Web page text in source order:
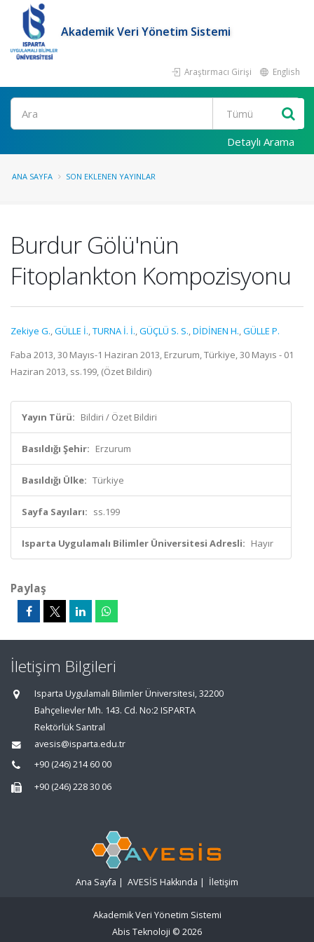
Akademik Veri Yönetim Sistemi
Araştırmacı Girişi English
Ara
Detaylı Arama
ANA SAYFA SON EKLENEN YAYINLAR
Burdur Gölü'nün
Fitoplankton Kompozisyonu
Zekiye G.,GÜLLE İ.,TURNA İ. İ.,GÜÇLÜ S. S.,DİDİNEN H.,GÜLLE P.
Faba 2013, 30 Mayıs-1 Haziran 2013, Erzurum, Türkiye, 30 Mayıs - 01
Haziran 2013, ss.199, (Özet Bildiri)
Yayın Türü: Bildiri / Özet Bildiri
Basıldığı Şehir: Erzurum
Basıldığı Ülke: Türkiye
Sayfa Sayıları: ss.199
Isparta Uygulamalı Bilimler Üniversitesi Adresli: Hayır
Paylaş
İletişim Bilgileri
Isparta Uygulamalı Bilimler Üniversitesi, 32200
Bahçelievler Mh. 143. Cd. No:2 ISPARTA
Rektörlük Santral
avesis@isparta.edu.tr
+90 (246) 214 60 00
+90 (246) 228 30 06
Ana Sayfa | AVESİS Hakkında | İletişim
Akademik Veri Yönetim Sistemi
Abis Teknoloji © 2026